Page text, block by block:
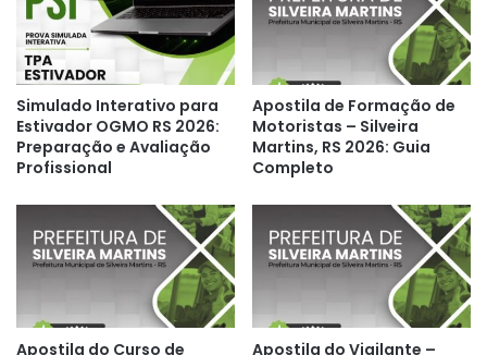
Simulado Interativo para
Estivador OGMO RS 2026:
Preparação e Avaliação
Profissional
Apostila de Formação de
Motoristas – Silveira
Martins, RS 2026: Guia
Completo
Apostila do Curso de
Apostila do Vigilante –